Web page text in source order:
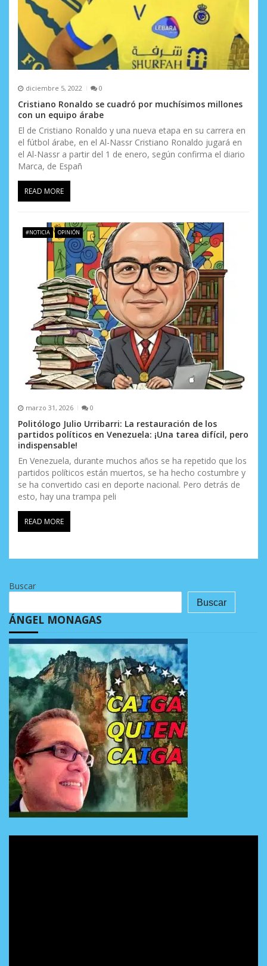
diciembre 5, 2022 0
Cristiano Ronaldo se cuadró por muchísimos millones
con un equipo árabe
El de Cristiano Ronaldo y una nueva etapa en su carrera en
el fútbol árabe, en el Al-Nassr Cristiano Ronaldo jugará en
el Al-Nassr a partir del 1 de enero, según confirma el diario
Marca, de Españ
READ MORE
#NOTICIA OPINIÓN
marzo 31, 2026 0
Politólogo Julio Urribarri: La restauración de los
partidos políticos en Venezuela: ¡Una tarea difícil, pero
indispensable!
En Venezuela, durante muchos años se ha repetido que los
partidos políticos están muertos, se ha hecho costumbre y
se ha convertido casi en deporte nacional. Pero detrás de
esto, hay una trampa peli
READ MORE
Buscar
Buscar
ÁNGEL MONAGAS